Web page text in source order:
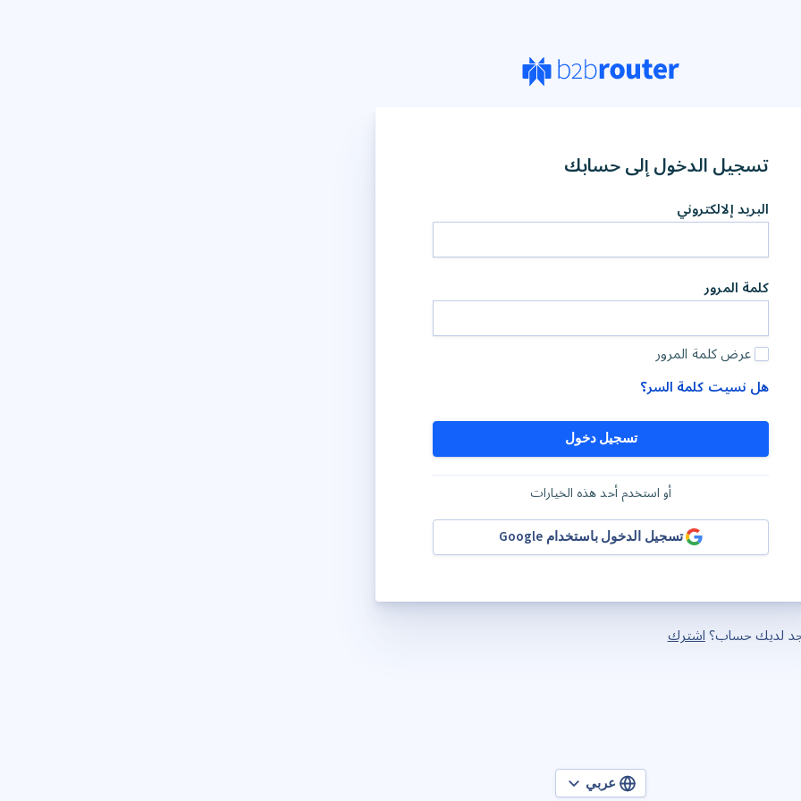
تسجيل الدخول إلى حسابك
البريد إلالكتروني
كلمة المرور
عرض كلمة المرور
هل نسيت كلمة السر؟
تسجيل دخول
أو استخدم أحد هذه الخيارات
تسجيل الدخول باستخدام Google
لديك حساب؟اشترك
عربي